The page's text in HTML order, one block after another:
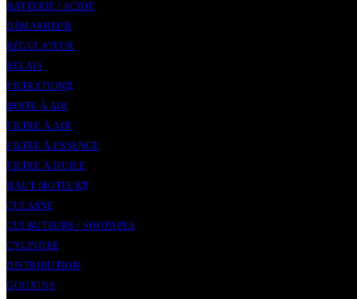
BATTERIE / ACIDE
DÉMARREUR
RÉGULATEUR
RELAIS
FILTRATION
BOITE À AIR
FILTRE À AIR
FILTRE À ESSENCE
FILTRE À HUILE
HAUT MOTEUR
CULASSE
CULBUTEURS / SOUPAPES
CYLINDRE
DISTRIBUTION
GOUJONS